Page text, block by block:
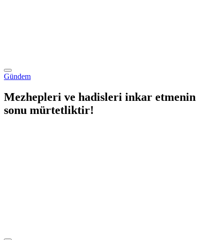
Gündem
Mezhepleri ve hadisleri inkar etmenin
sonu mürtetliktir!